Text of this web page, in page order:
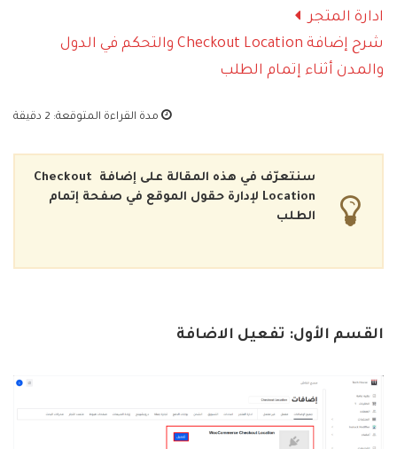
ادارة المتجر
شرح إضافة Checkout Location والتحكم في الدول
والمدن أثناء إتمام الطلب
مدة القراءة المتوقعة: 2 دقيقة
سنتعرّف في هذه المقالة على إضافة
Checkout
Location لإدارة حقول الموقع في صفحة إتمام
الطلب
القسم الأول: تفعيل الاضافة